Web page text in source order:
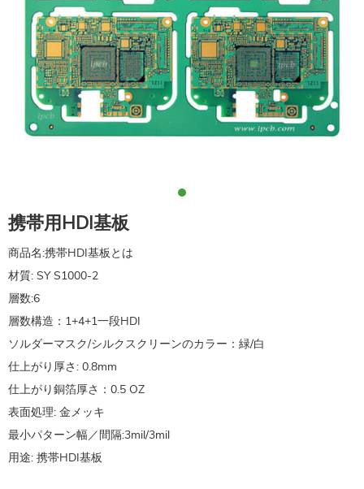
携帯用HDI基板
商品名:携帯HDI基板とは
材質: SY S1000-2
層数:6
層数構造：1+4+1一段HDI
ソルダーマスク/シルクスクリーンのカラー：緑/白
仕上がり厚さ: 0.8mm
仕上がり銅箔厚さ：0.5 OZ
表面処理: 金メッキ
最小パターン幅／間隔:3mil/3mil
用途: 携帯HDI基板